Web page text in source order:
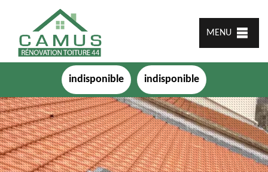
MENU
indisponible indisponible